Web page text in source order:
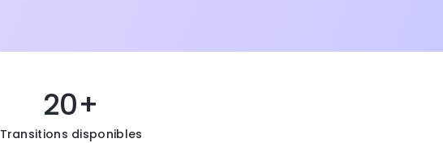
20+
Transitions disponibles